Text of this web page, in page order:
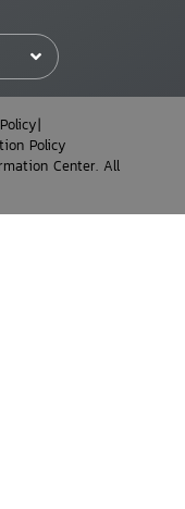
Policy
Center. All